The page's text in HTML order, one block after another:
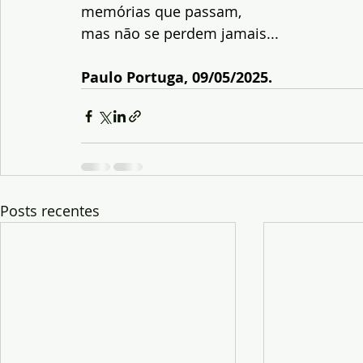
memórias que passam,
mas não se perdem jamais...
Paulo Portuga, 09/05/2025.
Posts recentes